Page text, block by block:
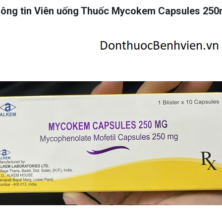
tin Viên uống Thuốc Mycokem Capsules